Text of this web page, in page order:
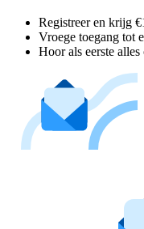
Registreer en krijg
Vroege toegang tot
Hoor als eerste